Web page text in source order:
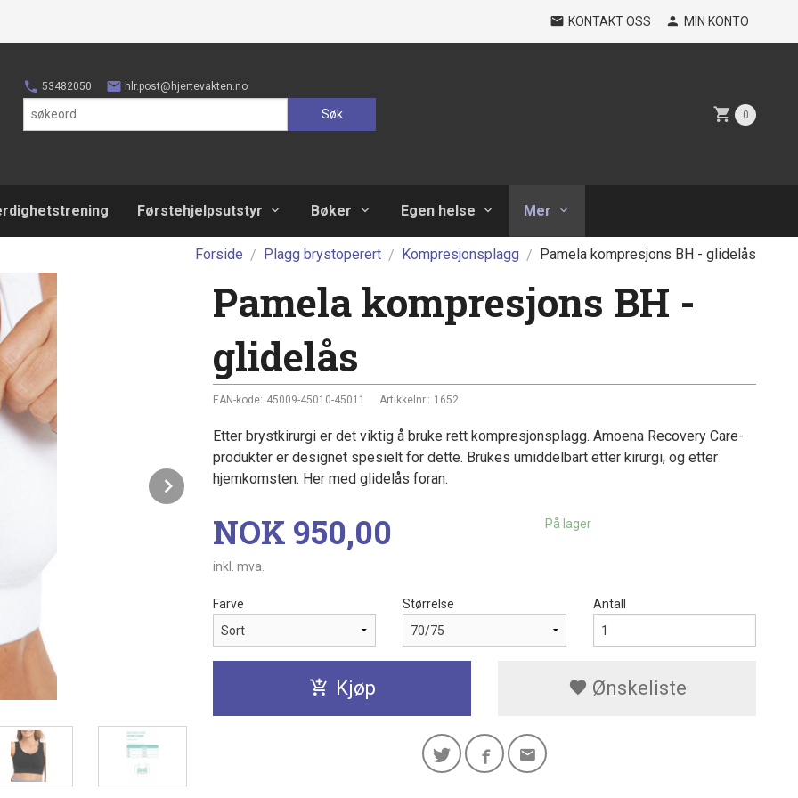
KONTAKT OSS MIN KONTO
53482050 hlr.post@hjertevakten.no
Søk 0
Førstehjelpsutstyr Bøker Egen helse Mer
Forside Plagg brystoperert Kompresjonsplagg Pamela kompresjons BH - glidelås
Next
Pamela kompresjons BH -
glidelås
EAN-kode: 45009-45010-45011 Artikkelnr.: 1652
Etter brystkirurgi er det viktig å bruke rett kompresjonsplagg. Amoena Recovery Care-
produkter er designet spesielt for dette. Brukes umiddelbart etter kirurgi, og etter
hjemkomsten. Her med glidelås foran.
Pris
NOK 950,00
inkl. mva.
På lager
Farve Størrelse Antall
Kjøp Ønskeliste